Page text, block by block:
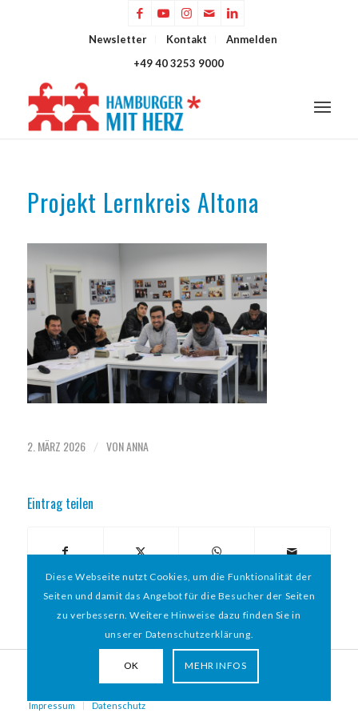
Newsletter Kontakt
Anmelden
+49 40 3253 9000
Projekt Lernkreis Altona
2. MÄRZ 2026 / VONANNA
Eintrag teilen
MIT HERZ e.V. | WEBDESIGN BY WEBIGAMI
Impressum Datenschutz
Diese Webseite nutzt Cookies, um die Funktionalität der
Seiten und damit das Angebot für die Besucher der Seiten
zu verbessern. Weitere Hinweise dazu finden Sie in
unserer Datenschutzerklärung.
OK MEHR INFOS